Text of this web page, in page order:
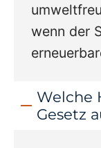
wenn der
Welche
Gesetz